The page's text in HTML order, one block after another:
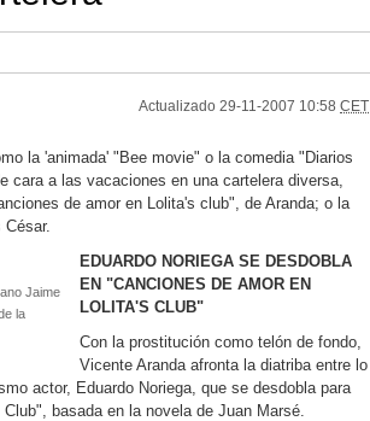
Actualizado 29-11-2007 10:58 CET
la 'animada' "Bee movie" o la comedia "Diarios
cara a las vacaciones en una cartelera diversa,
de amor en Lolita's club", de Aranda; o la
Jaime
la
EDUARDO NORIEGA SE DESDOBLA
EN "CANCIONES DE AMOR EN
LOLITA'S CLUB"
Con la prostitución como telón de fondo,
Vicente Aranda afronta la diatriba entre lo
actor, Eduardo Noriega, que se desdobla para
basada en la novela de Juan Marsé.